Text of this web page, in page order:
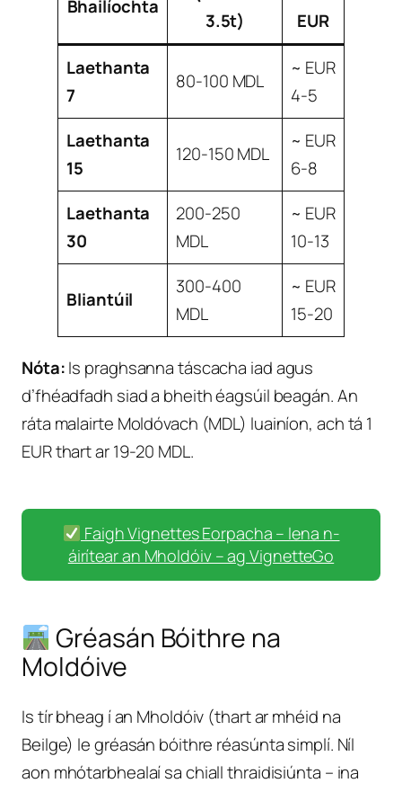
Bhailíochta
3.5t)
EUR
Laethanta
7
80-100 MDL
~ EUR
4-5
Laethanta
15
120-150 MDL
~ EUR
6-8
Laethanta
30
200-250
MDL
~ EUR
10-13
Bliantúil
300-400
MDL
~ EUR
15-20
Nóta:Is praghsanna táscacha iad agus
d’fhéadfadh siad a bheith éagsúil beagán. An
ráta malairte Moldóvach (MDL) luainíon, ach tá 1
EUR thart ar 19-20 MDL.
Faigh Vignettes Eorpacha – lena n-
áirítear an Mholdóiv – ag VignetteGo
Gréasán Bóithre na
Moldóive
Is tír bheag í an Mholdóiv (thart ar mhéid na
Beilge) le gréasán bóithre réasúnta simplí. Níl
aon mhótarbhealaí sa chiall thraidisiúnta – ina